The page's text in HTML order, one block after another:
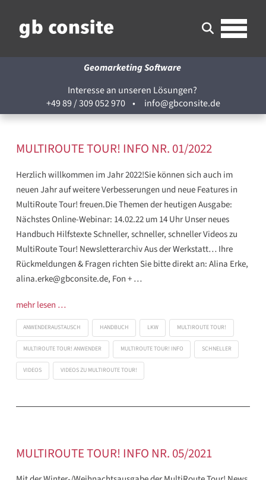
Geomarketing Software
Interesse an unseren Lösungen?
+49 89 / 309 052 970• info@gbconsite.de
MULTIROUTE TOUR! INFO NR. 01/2022
Herzlich willkommen im Jahr 2022!Sie können sich auch im
neuen Jahr auf weitere Verbesserungen und neue Features in
MultiRoute Tour! freuen.Die Themen der heutigen Ausgabe:
Nächstes Online-Webinar: 14.02.22 um 14 Uhr Unser neues
Handbuch Hilfstexte Schneller, schneller, schneller Videos zu
MultiRoute Tour! Newsletterarchiv Aus der Werkstatt… Ihre
Rückmeldungen & Fragen richten Sie bitte direkt an: Alina Erke,
alina.erke@gbconsite.de, Fon + …
mehr lesen …
ANWENDERAUSTAUSCH HANDBUCH LKW MULTIROUTE TOUR!
MULTIROUTE TOUR! ANWENDER MULTIROUTE TOUR! INFO SCHNELLER
VIDEOS VIDEOS ZU MULTIROUTE TOUR!
MULTIROUTE TOUR! INFO NR. 05/2021